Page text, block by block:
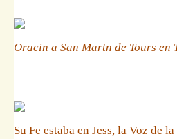
Oracin a San Martn de Tours en
Su Fe estaba en Jess, la Voz de